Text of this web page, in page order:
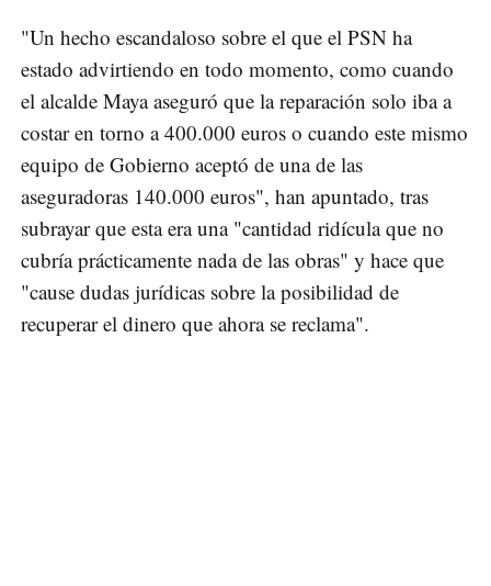
"Un hecho escandaloso sobre el que el PSN ha
estado advirtiendo en todo momento, como cuando
el alcalde Maya aseguró que la reparación solo iba a
costar en torno a 400.000 euros o cuando este mismo
equipo de Gobierno aceptó de una de las
aseguradoras 140.000 euros", han apuntado, tras
subrayar que esta era una "cantidad ridícula que no
cubría prácticamente nada de las obras" y hace que
"cause dudas jurídicas sobre la posibilidad de
recuperar el dinero que ahora se reclama".